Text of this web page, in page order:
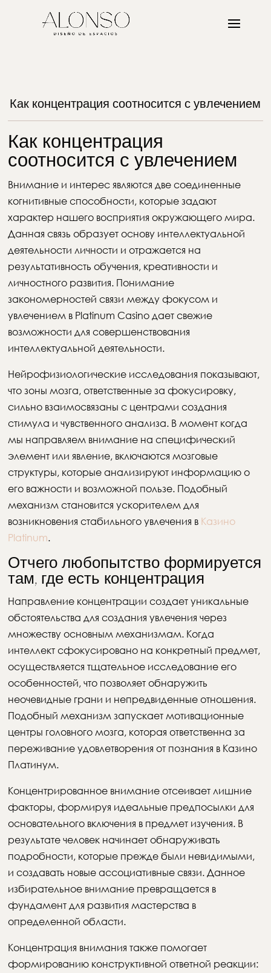
Как концентрация соотносится с увлечением
Как концентрация
соотносится с увлечением
Внимание и интерес являются две соединенные
когнитивные способности, которые задают
характер нашего восприятия окружающего мира.
Данная связь образует основу интеллектуальной
деятельности личности и отражается на
результативность обучения, креативности и
личностного развития. Понимание
закономерностей связи между фокусом и
увлечением в Platinum Casino дает свежие
возможности для совершенствования
интеллектуальной деятельности.
Нейрофизиологические исследования показывают,
что зоны мозга, ответственные за фокусировку,
сильно взаимосвязаны с центрами создания
стимула и чувственного анализа. В момент когда
мы направляем внимание на специфический
элемент или явление, включаются мозговые
структуры, которые анализируют информацию о
его важности и возможной пользе. Подобный
механизм становится ускорителем для
возникновения стабильного увлечения в Казино
Platinum.
Отчего любопытство формируется
там, где есть концентрация
Направление концентрации создает уникальные
обстоятельства для создания увлечения через
множеству основным механизмам. Когда
интеллект сфокусировано на конкретный предмет,
осуществляется тщательное исследование его
особенностей, что позволяет обнаружить
неочевидные грани и непредвиденные отношения.
Подобный механизм запускает мотивационные
центры головного мозга, которая ответственна за
переживание удовлетворения от познания в Казино
Платинум.
Концентрированное внимание отсеивает лишние
факторы, формируя идеальные предпосылки для
основательного включения в предмет изучения. В
результате человек начинает обнаруживать
подробности, которые прежде были невидимыми,
и создавать новые ассоциативные связи. Данное
избирательное внимание превращается в
фундамент для развития мастерства в
определенной области.
Концентрация внимания также помогает
формированию конструктивной ответной реакции: